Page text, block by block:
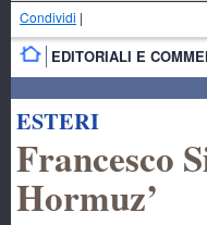
Condividi |
EDITORIALI E
ESTERI
Francesco
Hormuz’